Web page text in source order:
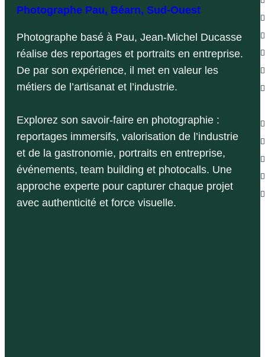
Photographe Pau, Béarn, Sud-Ouest
Photographe basé à Pau, Jean-Michel Ducasse
réalise des reportages et portraits en entreprise.
De par son expérience, il met en valeur les
métiers de l’artisanat et l’industrie.
Explorez son savoir-faire en photographie :
reportages immersifs, valorisation de l’industrie
et de la gastronomie, portraits en entreprise,
événements, team building et photocalls. Une
approche experte pour capturer chaque projet
avec authenticité et force visuelle.